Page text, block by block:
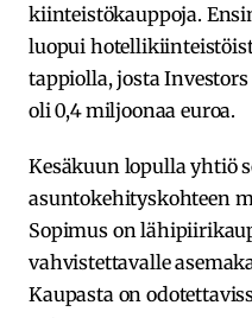
kiinteistökauppoja.
luopui
tappiolla, josta
oli 0,4 miljoonaa euroa.
Kesäkuun lopulla yhtiö
asuntokehityskohteen
Sopimus on
vahvistettavalle
Kaupasta on